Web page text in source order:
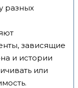
разных
зависящие
и истории
или